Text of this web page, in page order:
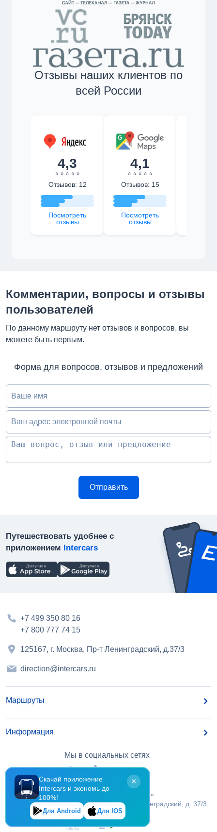
Скачай приложение
Intercars и экономь до
100%!
×
Для Android Для IOS
Отзывы наших клиентов по
всей России
4,3
⭐ ⭐ ⭐ ⭐ ⭐
Отзывов: 12
Посмотреть
отзывы
4,1
⭐ ⭐ ⭐ ⭐ ⭐
Отзывов: 15
Посмотреть
отзывы
Комментарии, вопросы и отзывы
пользователей
По данному маршруту нет отзывов и вопросов, вы
можете быть первым.
Форма для вопросов, отзывов и предложений
Ваше имя
Ваш адрес электронной почты
Путешествовать удобнее с
приложением Intercars
+7 499 350 80 16
+7 800 777 74 15
125167, г. Москва, Пр-т Ленинградский, д.37/3
direction@intercars.ru
Маршруты
Информация
Мы в социальных сетях
, OOO «БайерТранс»
Российская Федерация, г.Москва, Пр-т Ленинградский, д. 37/3,
ИНН 7 714 294 648